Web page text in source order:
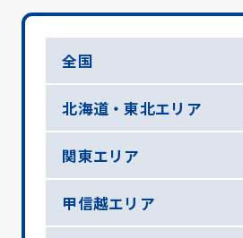
全国
北海道・東北エリア
関東エリア
甲信越エリア